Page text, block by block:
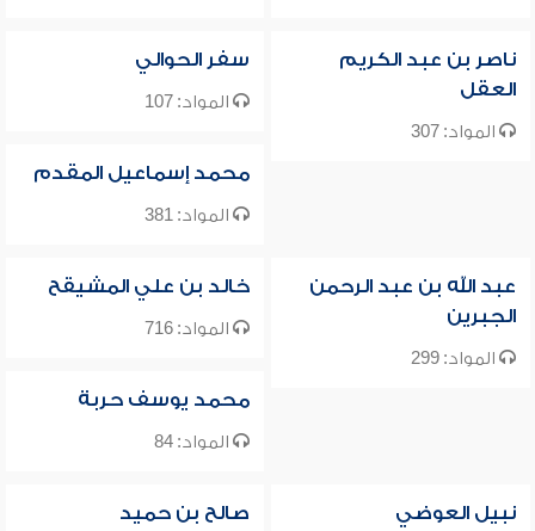
ناصر بن عبد الكريم
العقل
المواد: 307
سفر الحوالي
المواد: 107
محمد إسماعيل المقدم
المواد: 381
عبد الله بن عبد الرحمن
الجبرين
المواد: 299
خالد بن علي المشيقح
المواد: 716
محمد يوسف حربة
المواد: 84
نبيل العوضي صالح بن حميد